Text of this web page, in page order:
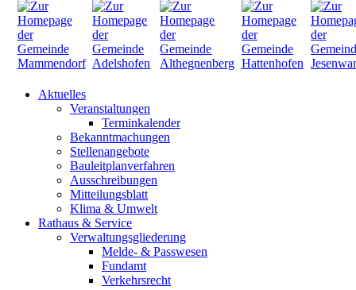
Aktuelles
Veranstaltungen
Terminkalender
Bekanntmachungen
Stellenangebote
Bauleitplanverfahren
Ausschreibungen
Mitteilungsblatt
Klima & Umwelt
Rathaus & Service
Verwaltungsgliederung
Melde- & Passwesen
Fundamt
Verkehrsrecht